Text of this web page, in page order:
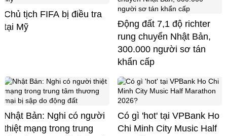
Chủ tịch FIFA bị điều tra
tại Mỹ
Động đất 7,1 độ richter
rung chuyển Nhật Bản,
300.000 người sơ tán
khẩn cấp
Nhật Bản: Nghi có người
thiệt mạng trong trung
Có gì 'hot' tại VPBank Ho
Chi Minh City Music Half